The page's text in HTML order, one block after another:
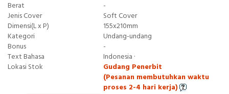
Berat
-
Jenis Cover
Soft Cover
Dimensi(L x P)
155x210mm
Kategori
Undang-undang
Bonus
-
Text Bahasa
Indonesia ·
Lokasi Stok
Gudang Penerbit
(Pesanan membutuhkan waktu
proses 2-4 hari kerja)